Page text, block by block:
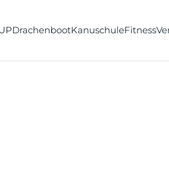
DrachenbootKanuschuleFitness